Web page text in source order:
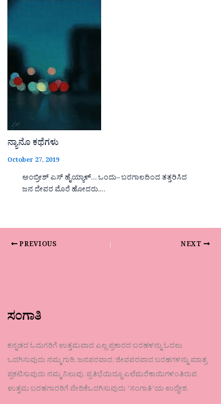
ನ್ಯಾನೊ ಕಥೆಗಳು
October 27, 2019
ಅಂಬ್ರೀಶ್ ಎಸ್ ಹೈಯ್ಯಾಳ್… ಒಂದು– ಬರಗಾಲದಿಂದ ತತ್ತರಿಸಿದ
ಜನ ದೇವರ ಮೊರೆ ಹೋದರು.…
PREVIOUS NEXT
ಸಂಗಾತಿ
ಕನ್ನಡದ ಓದುಗರಿಗೆ ಉತ್ತಮವಾದ ಎಲ್ಲ ಪ್ರಕಾರದ ಬರಹಳನ್ನು ಓದಲು
ಒದಗಿಸುವುದು ನಮ್ಮ ಗುರಿ. ಜನಪರವಾದ, ಜೀವಪರವಾದ ಬರಹಗಳನ್ನು ಮಾತ್ರ
ಪ್ರಕಟಿಸುವುದು ನಮ್ಮ ನಿಲುವು. ಪ್ರತಿಭೆಯಿದ್ದೂ ಎಲೆಮರೆಕಾಯಿಗಳಂತಿರುವ
ಉತ್ತಮ ಬರಹಗಾರರಿಗೆ ವೇದಿಕೆಒದಗಿಸುವುದು ʼಸಂಗಾತಿʼಯ ಉದ್ದೇಶ.